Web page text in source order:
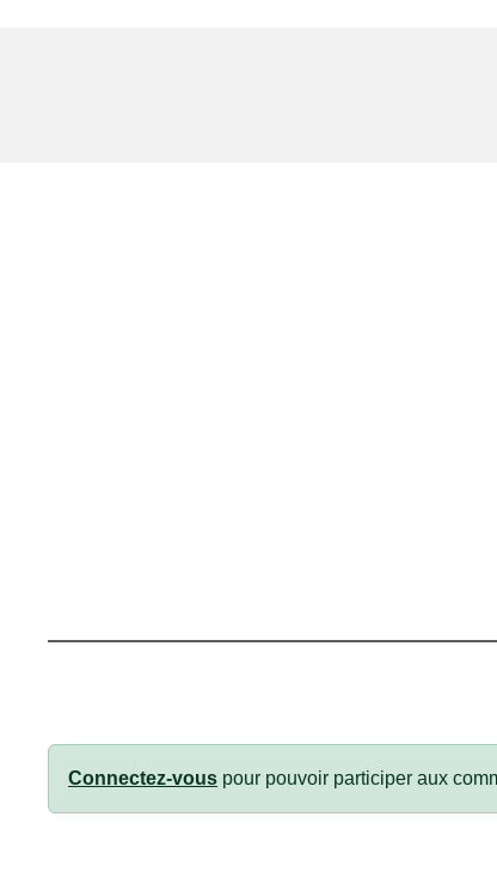
Connectez-vous pour pouvoir participer aux